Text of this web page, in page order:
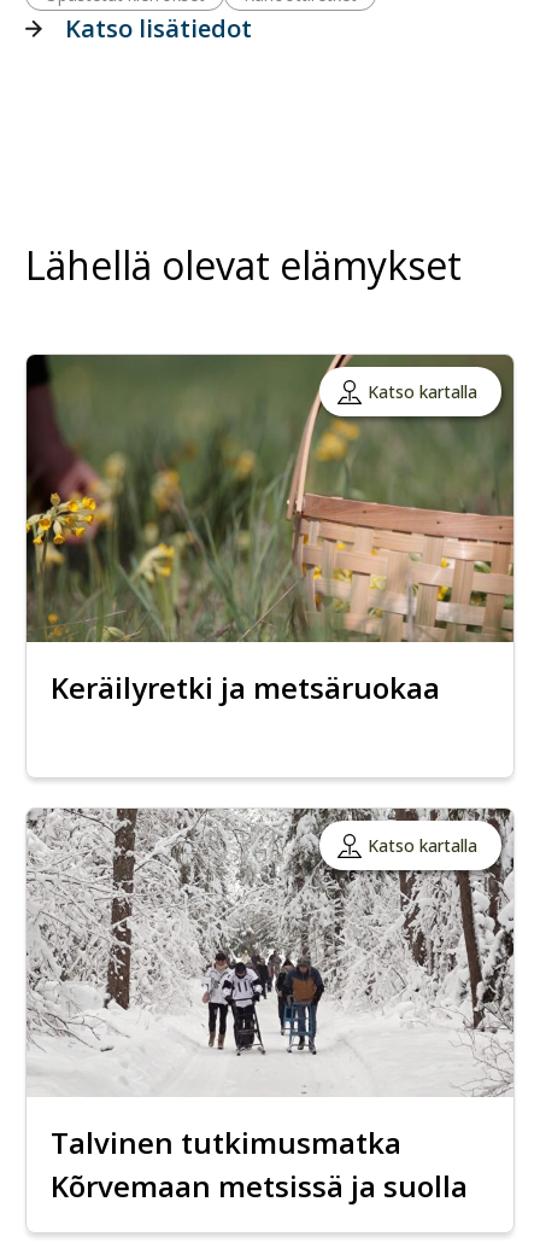
Katso lisätiedot
Lähellä olevat elämykset
Katso kartalla
Keräilyretki ja metsäruokaa
Katso kartalla
Talvinen tutkimusmatka
Kõrvemaan metsissä ja suolla